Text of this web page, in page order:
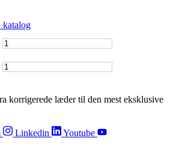
korrigerede læder til den mest eksklusive
Linkedin
Youtube